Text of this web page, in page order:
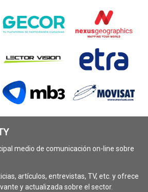
medio de comunicación on-line sobre
artículos, entrevistas, TV, etc. y ofrece
y actualizada sobre el sector.